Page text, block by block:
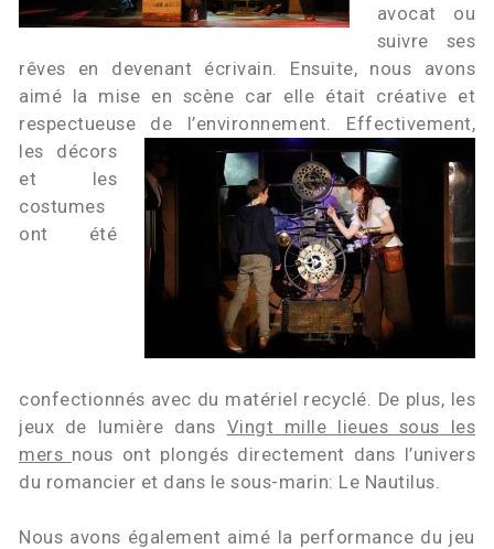
avocat ou
suivre ses
rêves en devenant écrivain. Ensuite, nous avons
aimé la mise en scène car elle était créative et
respectueuse de l’environnement. Effectivement,
les décors
et les
costumes
ont été
confectionnés avec du matériel recyclé. De plus, les
jeux de lumière dans Vingt mille lieues sous les
mers nous ont plongés directement dans l’univers
du romancier et dans le sous-marin: Le Nautilus.
Nous avons également aimé la performance du jeu